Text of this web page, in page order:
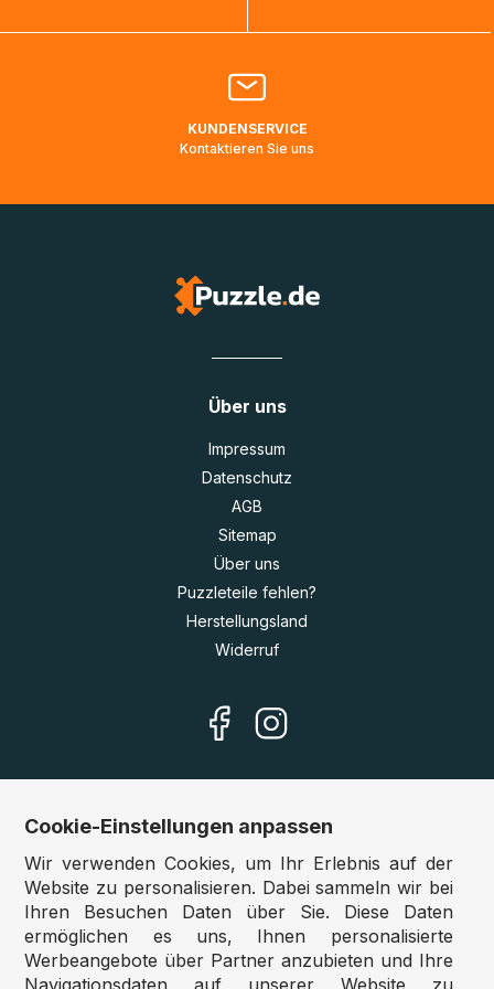
Bitte kontaktieren Sie denKundenservicefalls Ihr Paket
Lieferadressen in Deutschland oder Europa mehrere Tage
KUNDENSERVICE
Kontaktieren Sie uns
Über uns
Impressum
Datenschutz
AGB
Sitemap
Über uns
Puzzleteile fehlen?
Herstellungsland
Widerruf
Unsere Shops
Deutschland:www.puzzle.de
Österreich:
www.puzzle.at
Belgien:www.puzzle.be
Großbritannien:www.jigsawpuzzle.co.uk
Cookie-Einstellungen anpassen
Wir verwenden Cookies, um Ihr Erlebnis auf der
Website zu personalisieren. Dabei sammeln wir bei
Ihren Besuchen Daten über Sie. Diese Daten
ermöglichen es uns, Ihnen personalisierte
Werbeangebote über Partner anzubieten und Ihre
Navigationsdaten auf unserer Website zu